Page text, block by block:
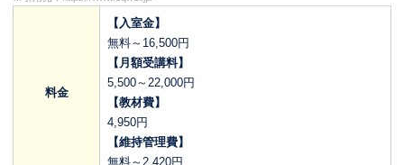
料金
【入室金】
無料～16,500円
【月額受講料】
5,500～22,000円
【教材費】
4,950円
【維持管理費】
無料～2,420円